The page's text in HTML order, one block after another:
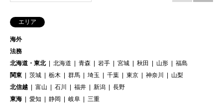
エリア
海外
法務
北海道・東北
北海道 青森 岩手 宮城 秋田 山形
福島
関東
茨城 栃木 群馬 埼玉 千葉 東京 神奈川
山梨
北信越
富山 石川 福井 新潟
長野
東海
愛知 静岡 岐阜
三重